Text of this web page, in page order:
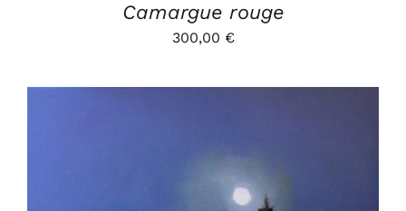
Camargue rouge
300,00 €